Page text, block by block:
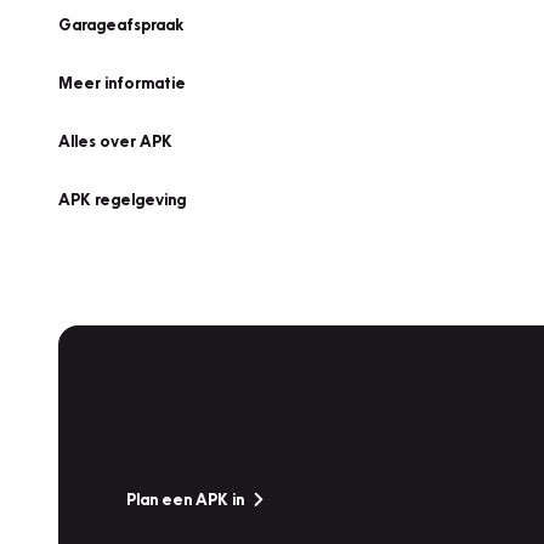
Garageafspraak
Meer informatie
Alles over APK
APK regelgeving
Plan een APK in